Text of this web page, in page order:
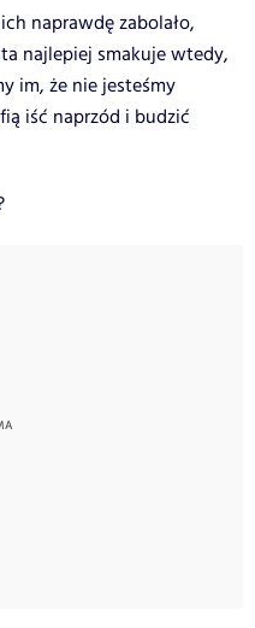
naprawdę zabolało,
najlepiej smakuje wtedy,
im, że nie jesteśmy
iść naprzód i budzić